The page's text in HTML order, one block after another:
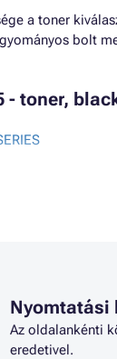
a toner
bolt
- toner,
Nyomtatási
Az oldalankénti
eredetivel.